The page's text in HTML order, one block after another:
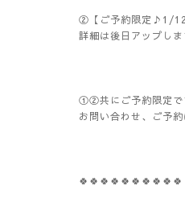
②【ご予約限定♪1/
詳細は後日アップし
①②共にご予約限定で
お問い合わせ、ご予
🍀🍀🍀🍀🍀🍀🍀🍀🍀🍀